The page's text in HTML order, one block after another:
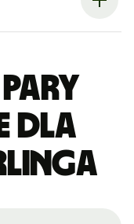
pary
dla